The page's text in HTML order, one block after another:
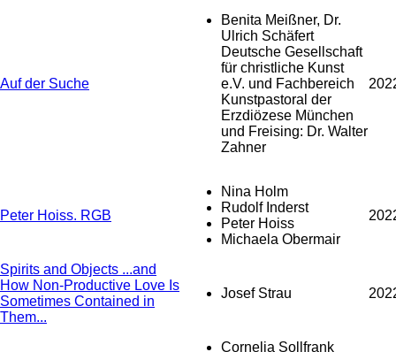
Auf der Suche
Benita Meißner, Dr.
Ulrich Schäfert
Deutsche Gesellschaft
für christliche Kunst
e.V. und Fachbereich
Kunstpastoral der
Erzdiözese München
und Freising: Dr. Walter
Zahner
Peter Hoiss. RGB
Nina Holm
Rudolf Inderst
Peter Hoiss
Michaela Obermair
Spirits and Objects ...and
How Non-Productive Love Is
Sometimes Contained in
Them...
Josef Strau
Cornelia Sollfrank